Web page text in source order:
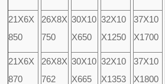
21X6X
850
26X8X
750
30X10
X650
32X10
X1250
37X10
X1700
21X6X
870
26X8X
762
30X10
X665
32X10
X1353
37X10
X1800